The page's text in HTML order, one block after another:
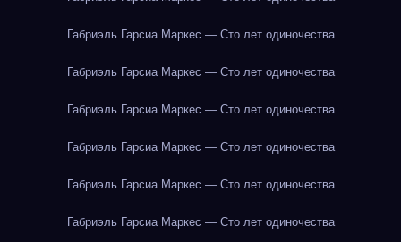
Габриэль Гарсиа Маркес — Сто лет одиночества
Габриэль Гарсиа Маркес — Сто лет одиночества
Габриэль Гарсиа Маркес — Сто лет одиночества
Габриэль Гарсиа Маркес — Сто лет одиночества
Габриэль Гарсиа Маркес — Сто лет одиночества
Габриэль Гарсиа Маркес — Сто лет одиночества